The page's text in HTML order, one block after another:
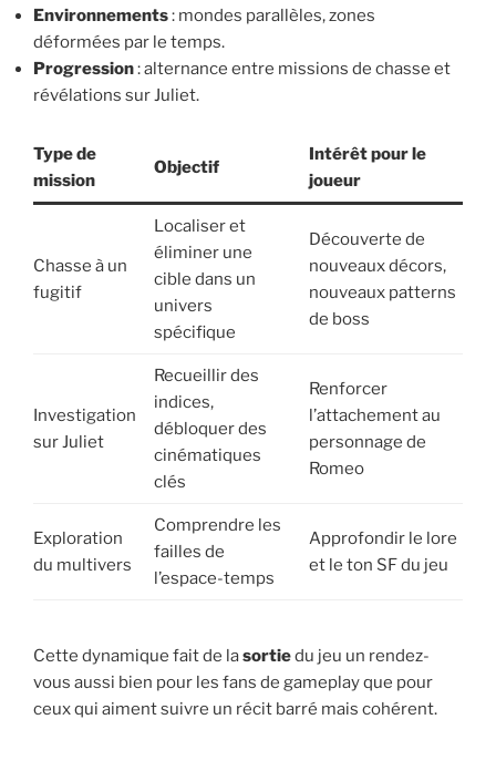
Environnements: mondes parallèles, zones
déformées par le temps.
Progression: alternance entre missions de chasse et
révélations sur Juliet.
Type de
mission
Objectif
Intérêt pour le
joueur
Chasse à un
fugitif
Localiser et
éliminer une
cible dans un
univers
spécifique
Découverte de
nouveaux décors,
nouveaux patterns
de boss
Investigation
sur Juliet
Recueillir des
indices,
débloquer des
cinématiques
clés
Renforcer
l’attachement au
personnage de
Romeo
Exploration
du multivers
Comprendre les
failles de
l’espace-temps
Approfondir le lore
et le ton SF du jeu
Cette dynamique fait de lasortiedu jeu un rendez-
vous aussi bien pour les fans de gameplay que pour
ceux qui aiment suivre un récit barré mais cohérent.